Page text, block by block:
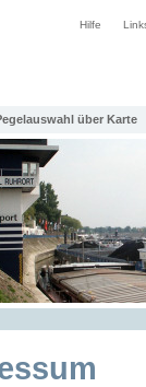
Hilfe
über Karte